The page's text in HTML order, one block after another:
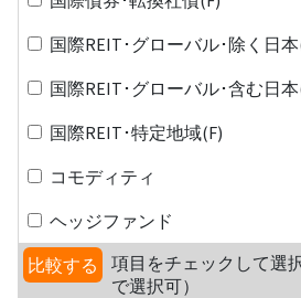
国際REIT･グローバル･除く日本
国際REIT･グローバル･含む日本
国際REIT･特定地域(F)
コモディティ
ヘッジファンド
比較する
項目をチェックして選
で選択可）